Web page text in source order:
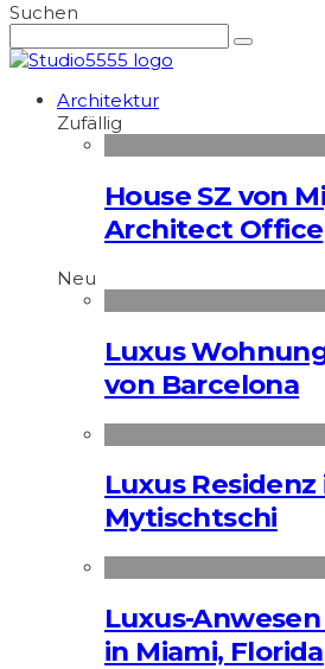
Suchen
Architektur
Zufällig
House SZ von
Architect Office
Neu
Luxus
von Barcelona
Luxus Residenz
Mytischtschi
Luxus-
in Miami, Florida